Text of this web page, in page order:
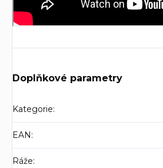
Doplňkové parametry
Kategorie:
EAN:
Ráže: